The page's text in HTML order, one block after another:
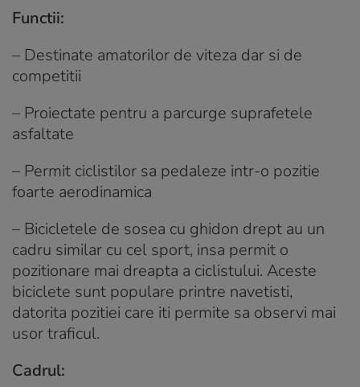
Functii:
– Destinate amatorilor de viteza dar si de
competitii
– Proiectate pentru a parcurge suprafetele
asfaltate
– Permit ciclistilor sa pedaleze intr-o pozitie
foarte aerodinamica
– Bicicletele de sosea cu ghidon drept au un
cadru similar cu cel sport, insa permit o
pozitionare mai dreapta a ciclistului. Aceste
biciclete sunt populare printre navetisti,
datorita pozitiei care iti permite sa observi mai
usor traficul.
Cadrul: